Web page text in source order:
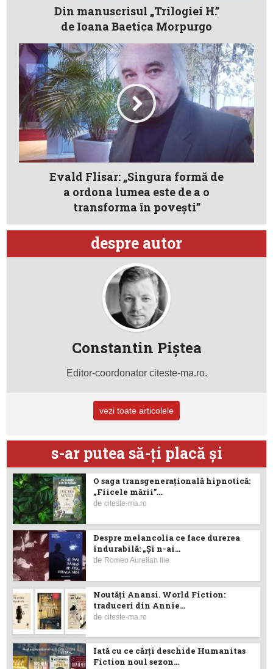
Din manuscrisul „Trilogiei H.”
de Ioana Baetica Morpurgo
Evald Flisar: „Singura formă de
a ordona lumea este de a o
transforma în poveşti”
despre autor
Constantin Piştea
Editor-coordonator citeste-ma.ro.
vezi toate articolele
s-ar putea să-ţi placă şi
O saga transgenerațională hipnotică:
„Fiicele mării”...
deciteste-ma.ro
Despre melancolia ce face durerea
îndurabilă: „Și n-ai...
de Romeo Aurelian Ilie
Noutăţi Anansi. World Fiction:
traduceri din Annie...
deciteste-ma.ro
Iată cu ce cărţi deschide Humanitas
Fiction noul sezon...